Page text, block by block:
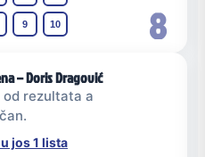
8
9 10
– Doris Dragović
od rezultata a
jos 1 lista